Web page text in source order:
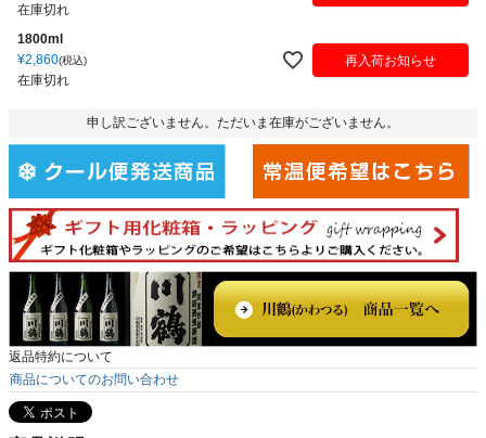
在庫切れ
1800ml
¥2,860 税込
在庫切れ
再入荷お知らせ
申し訳ございません。ただいま在庫がございません。
返品特約について
商品についてのお問い合わせ